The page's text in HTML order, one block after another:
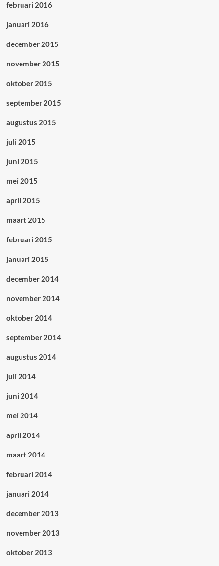
februari 2016
januari 2016
december 2015
november 2015
oktober 2015
september 2015
augustus 2015
juli 2015
juni 2015
mei 2015
april 2015
maart 2015
februari 2015
januari 2015
december 2014
november 2014
oktober 2014
september 2014
augustus 2014
juli 2014
juni 2014
mei 2014
april 2014
maart 2014
februari 2014
januari 2014
december 2013
november 2013
oktober 2013